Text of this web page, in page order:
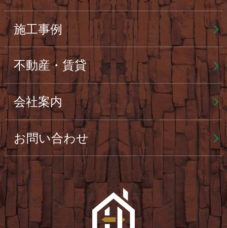
施工事例
不動産・賃貸
会社案内
お問い合わせ